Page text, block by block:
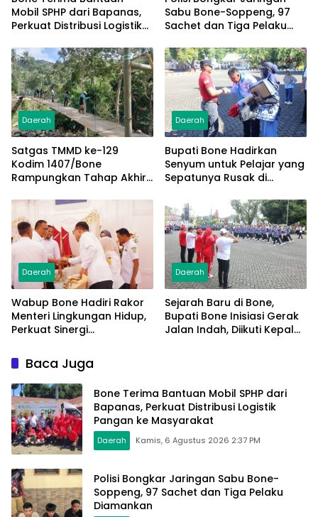
Mobil SPHP dari Bapanas,
Perkuat Distribusi Logistik
Sabu Bone-Soppeng, 97
Sachet dan Tiga Pelaku
Daerah
Satgas TMMD ke-129
Kodim 1407/Bone
Rampungkan Tahap Akhir
Pattuku, Jaring Pengaman
Mulai Terpasang
Daerah
Bupati Bone Hadirkan
Senyum untuk Pelajar yang
Sepatunya Rusak di
Kemerdekaan
Daerah
Wabup Bone Hadiri Rakor
Menteri Lingkungan Hidup,
Perkuat Sinergi
Modern
Daerah
Sejarah Baru di Bone,
Bupati Bone Inisiasi Gerak
Jalan Indah, Diikuti Kepala
Baca Juga
Bone Terima Bantuan Mobil SPHP dari
Bapanas, Perkuat Distribusi Logistik
Pangan ke Masyarakat
Daerah Kamis, 6 Agustus 2026 2:37 PM
Polisi Bongkar Jaringan Sabu Bone-
Soppeng, 97 Sachet dan Tiga Pelaku
Diamankan